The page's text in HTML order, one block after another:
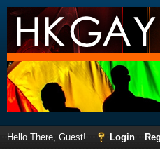
Hello There, Guest! Login